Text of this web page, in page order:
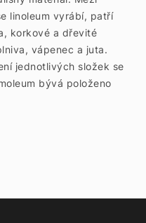
linoleum vyrábí, patří
korkové a dřevité
vápenec a juta.
jednotlivých složek se
bývá položeno